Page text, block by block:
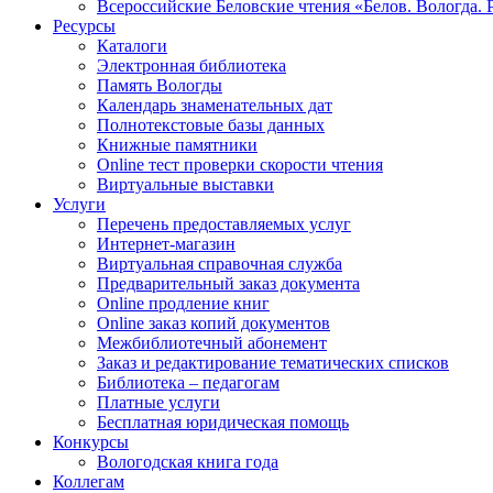
Всероссийские Беловские чтения «Белов. Вологда.
Ресурсы
Каталоги
Электронная библиотека
Память Вологды
Календарь знаменательных дат
Полнотекстовые базы данных
Книжные памятники
Online тест проверки скорости чтения
Виртуальные выставки
Услуги
Перечень предоставляемых услуг
Интернет-магазин
Виртуальная справочная служба
Предварительный заказ документа
Online продление книг
Online заказ копий документов
Межбиблиотечный абонемент
Заказ и редактирование тематических списков
Библиотека – педагогам
Платные услуги
Бесплатная юридическая помощь
Конкурсы
Вологодская книга года
Коллегам